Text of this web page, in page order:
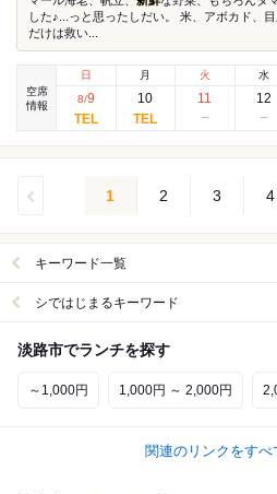
した♪...っと思ったしだい。 米、アボカド、
だけは救い...
空席
情報
日
8/9
月
10
火
11
水
12
1 2 3 4
キーワード一覧
シではじまるキーワード
淡路市でランチを探す
～1,000円 1,000円 ～ 2,000円
関連のリンクをすべ